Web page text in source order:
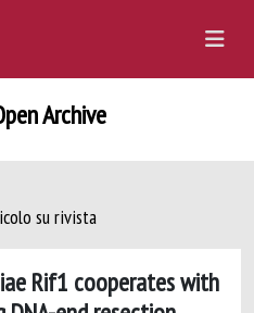
Archive
su rivista
Rif1 cooperates with